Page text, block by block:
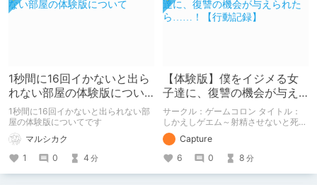
1秒間に16回イかないと出ら
れない部屋の体験版につい
て
1秒間に16回イかないと出られない部
屋の体験版についてです
マルシカク
1
0 4 分
【体験版】僕をイジメる女
子達に、復讐の機会が与え
られたら……！【行動記録】
サークル：ゲームコロン タイトル：
しかえしゲエム～射精させないと死ぬ
デスゲーム～ 予告開始日：2021年12
月24日 作品販売日：2022年02月04
日 予告作品の体験版の内容を中心に
紹介しているまとめ記事です。 体験
版の「ネタバレ」を含んだ内容をまと
Capture
6
0 8 分